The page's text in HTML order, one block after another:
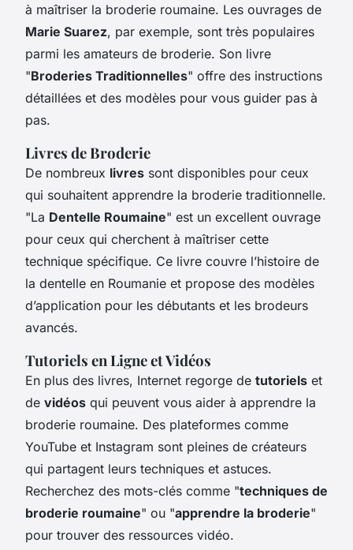
à maîtriser la broderie roumaine. Les ouvrages de
Marie Suarez, par exemple, sont très populaires
parmi les amateurs de broderie. Son livre
"Broderies Traditionnelles" offre des instructions
détaillées et des modèles pour vous guider pas à
pas.
Livres de Broderie
De nombreux livres sont disponibles pour ceux
qui souhaitent apprendre la broderie traditionnelle.
"La Dentelle Roumaine" est un excellent ouvrage
pour ceux qui cherchent à maîtriser cette
technique spécifique. Ce livre couvre l’histoire de
la dentelle en Roumanie et propose des modèles
d’application pour les débutants et les brodeurs
avancés.
Tutoriels en Ligne et Vidéos
En plus des livres, Internet regorge de tutoriels et
de vidéos qui peuvent vous aider à apprendre la
broderie roumaine. Des plateformes comme
YouTube et Instagram sont pleines de créateurs
qui partagent leurs techniques et astuces.
Recherchez des mots-clés comme "techniques de
broderie roumaine" ou "apprendre la broderie"
pour trouver des ressources vidéo.